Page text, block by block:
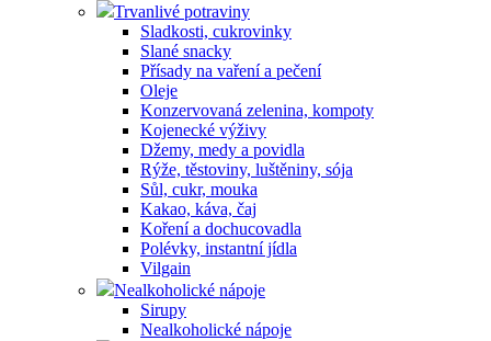
Trvanlivé potraviny
Sladkosti, cukrovinky
Slané snacky
Přísady na vaření a pečení
Oleje
Konzervovaná zelenina, kompoty
Kojenecké výživy
Džemy, medy a povidla
Rýže, těstoviny, luštěniny, sója
Sůl, cukr, mouka
Kakao, káva, čaj
Koření a dochucovadla
Polévky, instantní jídla
Vilgain
Nealkoholické nápoje
Sirupy
Nealkoholické nápoje